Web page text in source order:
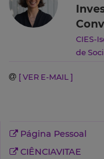
CIES-
de
[ VER E-MAIL ]
Página Pessoal
CIÊNCIAVITAE